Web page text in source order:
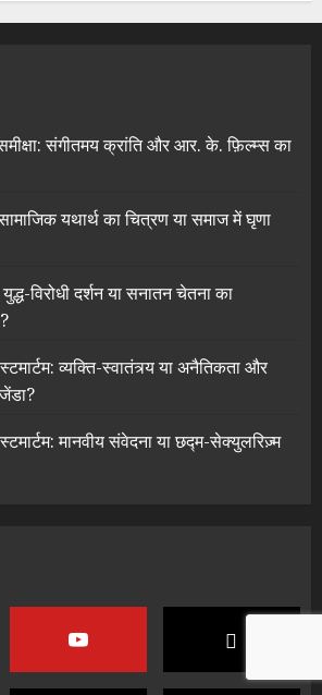
संगीतमय क्रांति और आर. के. फ़िल्म्स का
यथार्थ का चित्रण या समाज में घृणा
विरोधी दर्शन या सनातन चेतना का
व्यक्ति-स्वातंत्र्य या अनैतिकता और
मानवीय संवेदना या छद्म-सेक्युलरिज़्म